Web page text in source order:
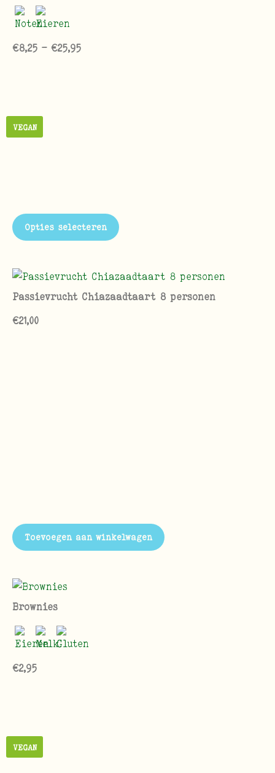
€8,25 - €25,95
Opties selecteren
VEGAN
Passievrucht Chiazaadtaart 8 personen
€21,00
Toevoegen aan winkelwagen
Brownies
€2,95
VEGAN